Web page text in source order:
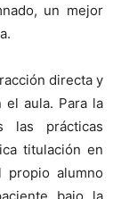
un mejor
directa y
aula. Para la
las prácticas
titulación en
alumno
bajo la